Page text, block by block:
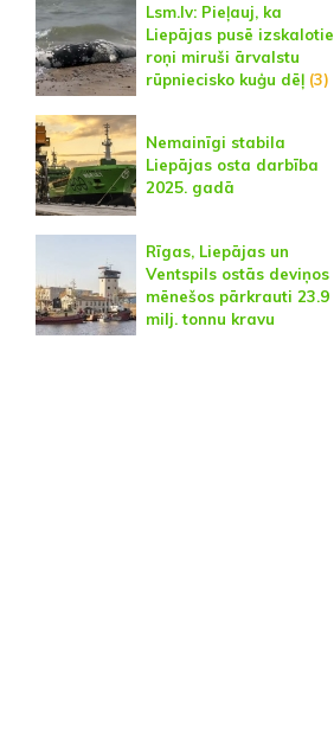
Lsm.lv: Pieļauj, ka
Liepājas pusē izskalotie
roņi miruši ārvalstu
rūpniecisko kuģu dēļ(3)
Nemainīgi stabila
Liepājas osta darbība
2025. gadā
Rīgas, Liepājas un
Ventspils ostās deviņos
mēnešos pārkrauti 23.9
milj. tonnu kravu